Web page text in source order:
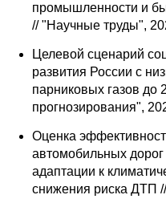
промышленности и
// "Научные труды",
Целевой сценарий
развития России с
парниковых газов до
прогнозирования",
Оценка
автомобильных
адаптации к
снижения риска ДТП